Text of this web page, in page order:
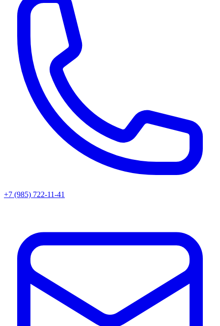
+7 (985) 722-11-41